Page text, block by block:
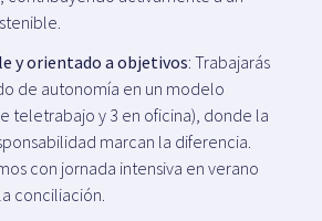
y orientado a objetivos: Trabajarás
de autonomía en un modelo
teletrabajo y 3 en oficina), donde la
marcan la diferencia.
con jornada intensiva en verano
conciliación.